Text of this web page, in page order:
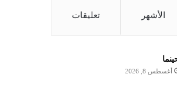
الأشهر تعليقات
أغسطس 8, 2026